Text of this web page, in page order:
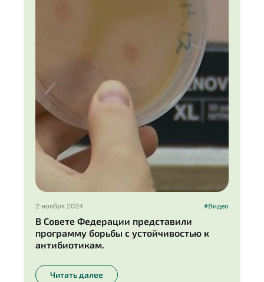
2 ноября 2024 #Видео
В Совете Федерации представили
программу борьбы с устойчивостью к
антибиотикам.
Читать далее